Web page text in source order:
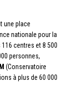
une place
nationale pour la
centres et 8 500
personnes,
(Conservatoire
à plus de 60 000